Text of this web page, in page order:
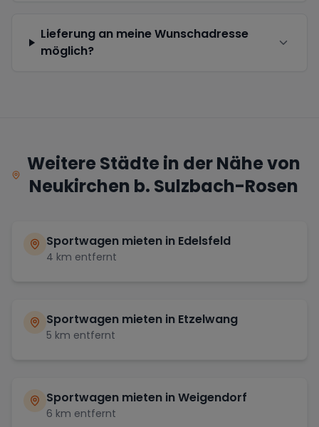
Lieferung an meine Wunschadresse
möglich?
Weitere Städte in der Nähe von
Neukirchen b. Sulzbach-Rosen
Sportwagen mieten in Edelsfeld
4 km entfernt
Sportwagen mieten in Etzelwang
5 km entfernt
Sportwagen mieten inWeigendorf
6 km entfernt